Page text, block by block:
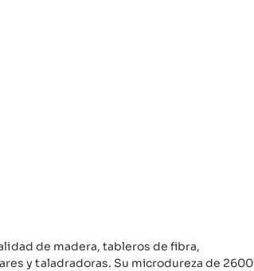
de madera, tableros de fibra,
y taladradoras. Su microdureza de 2600